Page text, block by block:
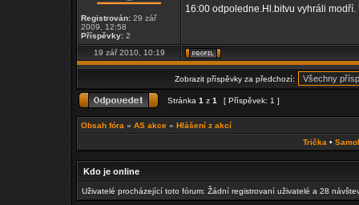
Registrován: 29 zář
2009, 12:58
Příspěvky: 2
16:00 odpoledne.Hl.bitvu vyhráli modří.
19 zář 2010, 10:19
Zobrazit příspěvky za předchozí:
Stránka 1 z 1 [ Příspěvek: 1 ]
Obsah fóra » AS akce » Hlášení z akcí
Trička •
Kdo je online
Uživatelé procházející toto fórum: Žádní registrovaní uživatelé a 28